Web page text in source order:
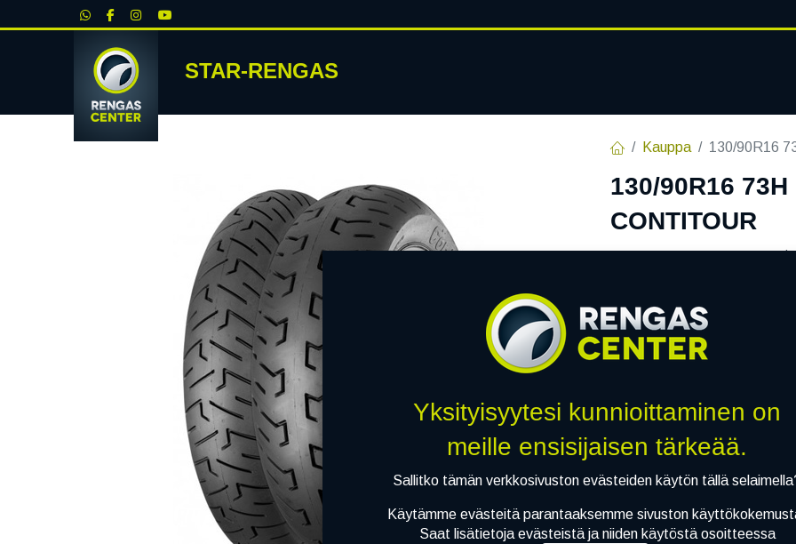
STAR-RENGAS
Kauppa 130/90R16
130/90R16 73H
CONTITOUR
EAN:4019238768800
Jaa
Yksityisyytesi kunnioittaminen on
meille ensisijaisen tärkeää.
Sallitko tämän verkkosivuston evästeiden käytön tällä
Käytämme evästeitä parantaaksemme sivuston
Saat lisätietoja evästeistä ja niiden käytöstä osoitteessa